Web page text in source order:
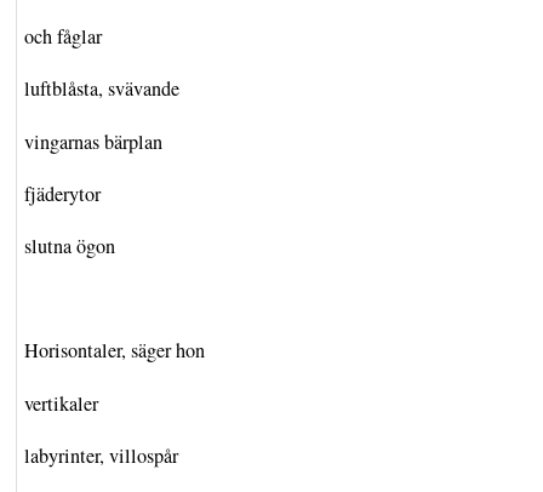
och fåglar
luftblåsta, svävande
vingarnas bärplan
fjäderytor
slutna ögon
Horisontaler, säger hon
vertikaler
labyrinter, villospår